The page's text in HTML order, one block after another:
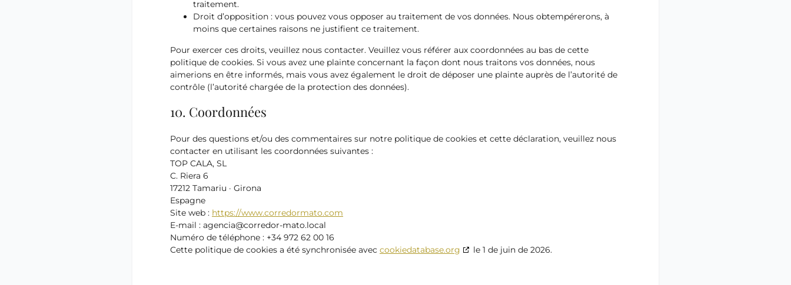
traitement.
Droit d’opposition : vous pouvez vous opposer au traitement de vos données. Nous obtempérerons, à
moins que certaines raisons ne justifient ce traitement.
Pour exercer ces droits, veuillez nous contacter. Veuillez vous référer aux coordonnées au bas de cette
politique de cookies. Si vous avez une plainte concernant la façon dont nous traitons vos données, nous
aimerions en être informés, mais vous avez également le droit de déposer une plainte auprès de l’autorité de
contrôle (l’autorité chargée de la protection des données).
10. Coordonnées
Pour des questions et/ou des commentaires sur notre politique de cookies et cette déclaration, veuillez nous
contacter en utilisant les coordonnées suivantes :
TOP CALA, SL
C. Riera 6
17212 Tamariu · Girona
Espagne
Site web : https://www.corredormato.com
E-mail : agencia@corredor-mato.local
Numéro de téléphone : +34 972 62 00 16
Cette politique de cookies a été synchronisée avec cookiedatabase.org le 1 de juin de 2026.